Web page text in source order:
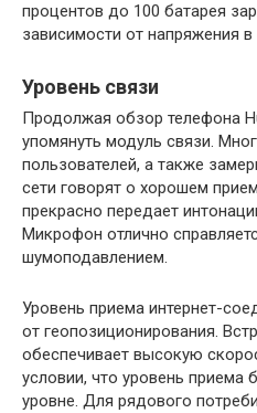
процентов до 100 батарея
зависимости от напряжения в
Уровень связи
Продолжая обзор телефона
упомянуть модуль связи.
пользователей, а также
сети говорят о хорошем
прекрасно передает
Микрофон отлично
шумоподавлением.
Уровень приема интернет-
от геопозиционирования.
обеспечивает высокую
условии, что уровень
уровне. Для рядового